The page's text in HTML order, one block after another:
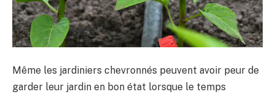
Même les jardiniers chevronnés peuvent avoir peur de
garder leur jardin en bon état lorsque le temps